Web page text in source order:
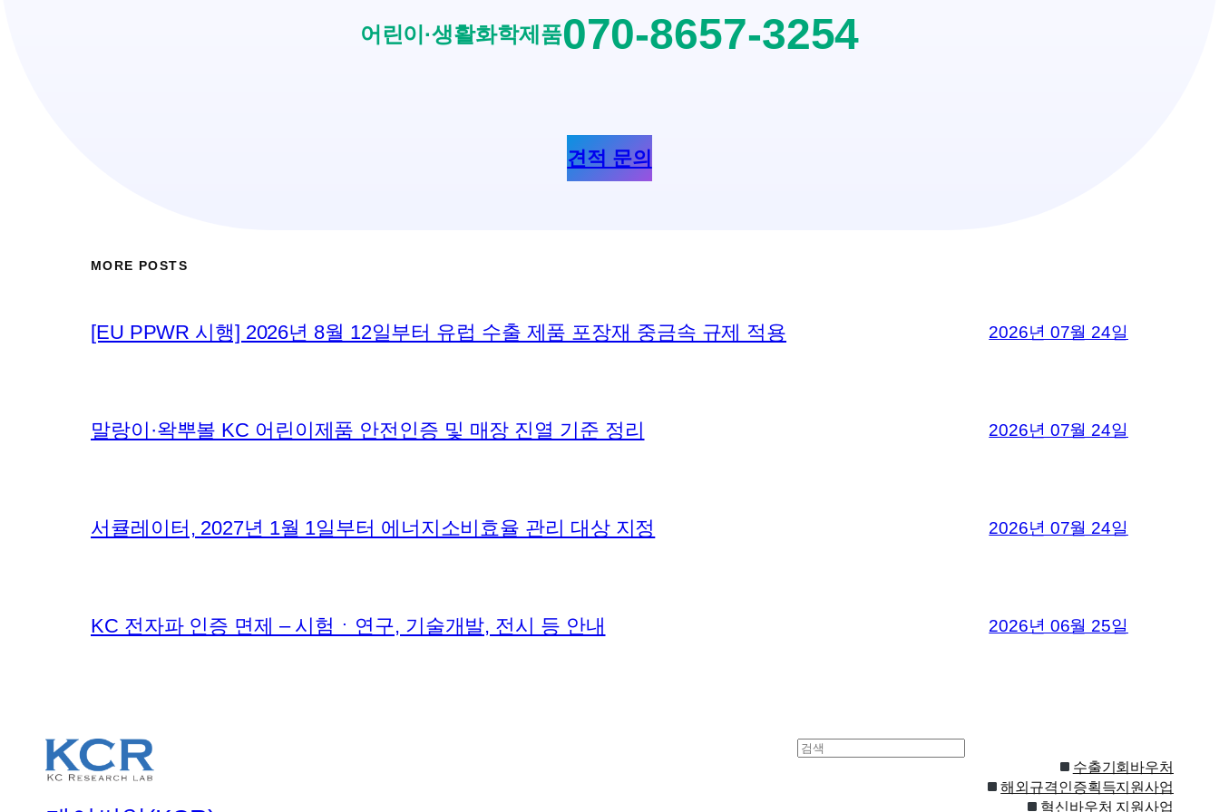
어린이·생활화학제품070-8657-3254
견적 문의
MORE POSTS
[EU PPWR 시행] 2026년 8월 12일부터 유럽 수출 제품 포장재 중금속 규제 적용 2026년 07월 24일
말랑이·왁뿌볼 KC 어린이제품 안전인증 및 매장 진열 기준 정리 2026년 07월 24일
서큘레이터, 2027년 1월 1일부터 에너지소비효율 관리 대상 지정 2026년 07월 24일
KC 전자파 인증 면제 – 시험ㆍ연구, 기술개발, 전시 등 안내 2026년 06월 25일
S
수출기회바우처
해외규격인증획득지원사업
혁신바우처 지원사업